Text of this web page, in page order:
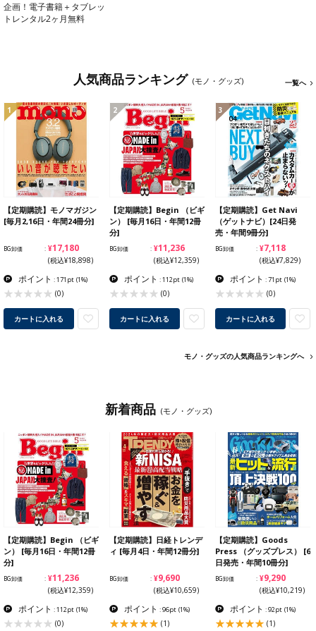
企画！電子書籍＋タブレッ
トレンタル2ヶ月無料
人気商品ランキング (モノ・グッズ) 一覧へ
1
【定期購読】モノマガジン
[毎月2,16日・年間24冊分]
BG卸価 ¥17,180
(税込¥18,898)
ポイント : 171pt (1%)
(0)
カートに入れる
2
【定期購読】Begin （ビギ
ン） [毎月16日・年間12冊
分]
BG卸価 ¥11,236
(税込¥12,359)
ポイント : 112pt (1%)
(0)
カートに入れる
3
【定期購読】Get Navi
（ゲットナビ）[24日発
売・年間9冊分]
BG卸価 ¥7,118
(税込¥7,829)
ポイント : 71pt (1%)
(0)
カートに入れる
モノ・グッズの人気商品ランキングへ
新着商品 (モノ・グッズ)
【定期購読】Begin （ビギ
ン） [毎月16日・年間12冊
分]
BG卸価 ¥11,236
(税込¥12,359)
ポイント : 112pt (1%)
(0)
【定期購読】日経トレンデ
ィ [毎月4日・年間12冊分]
BG卸価 ¥9,690
(税込¥10,659)
ポイント : 96pt (1%)
(1)
【定期購読】Goods
Press （グッズプレス） [6
日発売・年間10冊分]
BG卸価 ¥9,290
(税込¥10,219)
ポイント : 92pt (1%)
(1)